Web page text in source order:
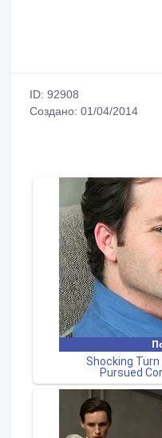
ID: 92908
Создано: 01/04/2014